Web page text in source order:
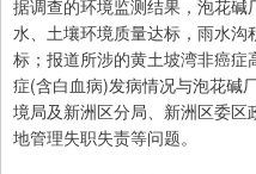
据调查的环境监测结果，泡花
水、土壤环境质量达标，雨水沟
标；报道所涉的黄土坡湾非癌
症(含白血病)发病情况与泡花碱
境局及新洲区分局、新洲区委
地管理失职失责等问题。